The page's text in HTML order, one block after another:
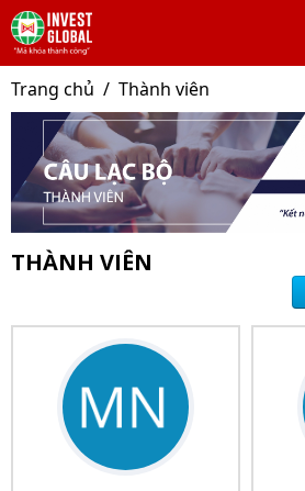
Trang chủ Thành viên
THÀNH VIÊN